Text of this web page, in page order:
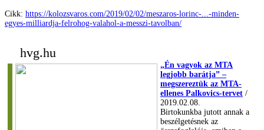
Cikk: https://kolozsvaros.com/2019/02/02/meszaros-lorinc-...-minden-
egyes-milliardja-felrohog-valahol-a-messzi-tavolban/
hvg.hu
„Én vagyok az MTA
legjobb barátja” –
megszereztük az MTA-
ellenes Palkovics-tervet /
2019.02.08.
Birtokunkba jutott annak a
beszélgetésnek az